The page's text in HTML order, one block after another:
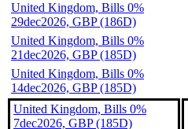
United Kingdom, Bills 0%
29dec2026, GBP (186D)
United Kingdom, Bills 0%
21dec2026, GBP (185D)
United Kingdom, Bills 0%
14dec2026, GBP (185D)
United Kingdom, Bills 0%
7dec2026, GBP (185D)